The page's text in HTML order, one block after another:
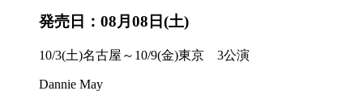
発売日：08月08日(土)
10/3(土)名古屋～10/9(金)東京 3公演
Dannie May